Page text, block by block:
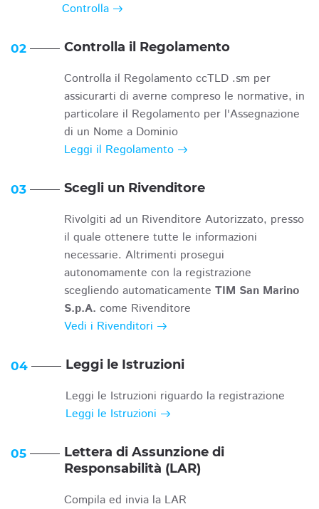
Controlla
02 Controlla il Regolamento
Controlla il Regolamento ccTLD .sm per
assicurarti di averne compreso le normative, in
particolare il Regolamento per l'Assegnazione
di un Nome a Dominio
Leggi il Regolamento
03 Scegli un Rivenditore
Rivolgiti ad un Rivenditore Autorizzato, presso
il quale ottenere tutte le informazioni
necessarie. Altrimenti prosegui
autonomamente con la registrazione
scegliendo automaticamente TIM San Marino
S.p.A. come Rivenditore
Vedi i Rivenditori
04 Leggi le Istruzioni
Leggi le Istruzioni riguardo la registrazione
Leggi le Istruzioni
05
Lettera di Assunzione di
Responsabilità (LAR)
Compila ed invia la LAR